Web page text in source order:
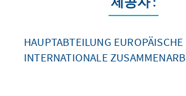
HAUPTABTEILUNG
INTERNATIONALE